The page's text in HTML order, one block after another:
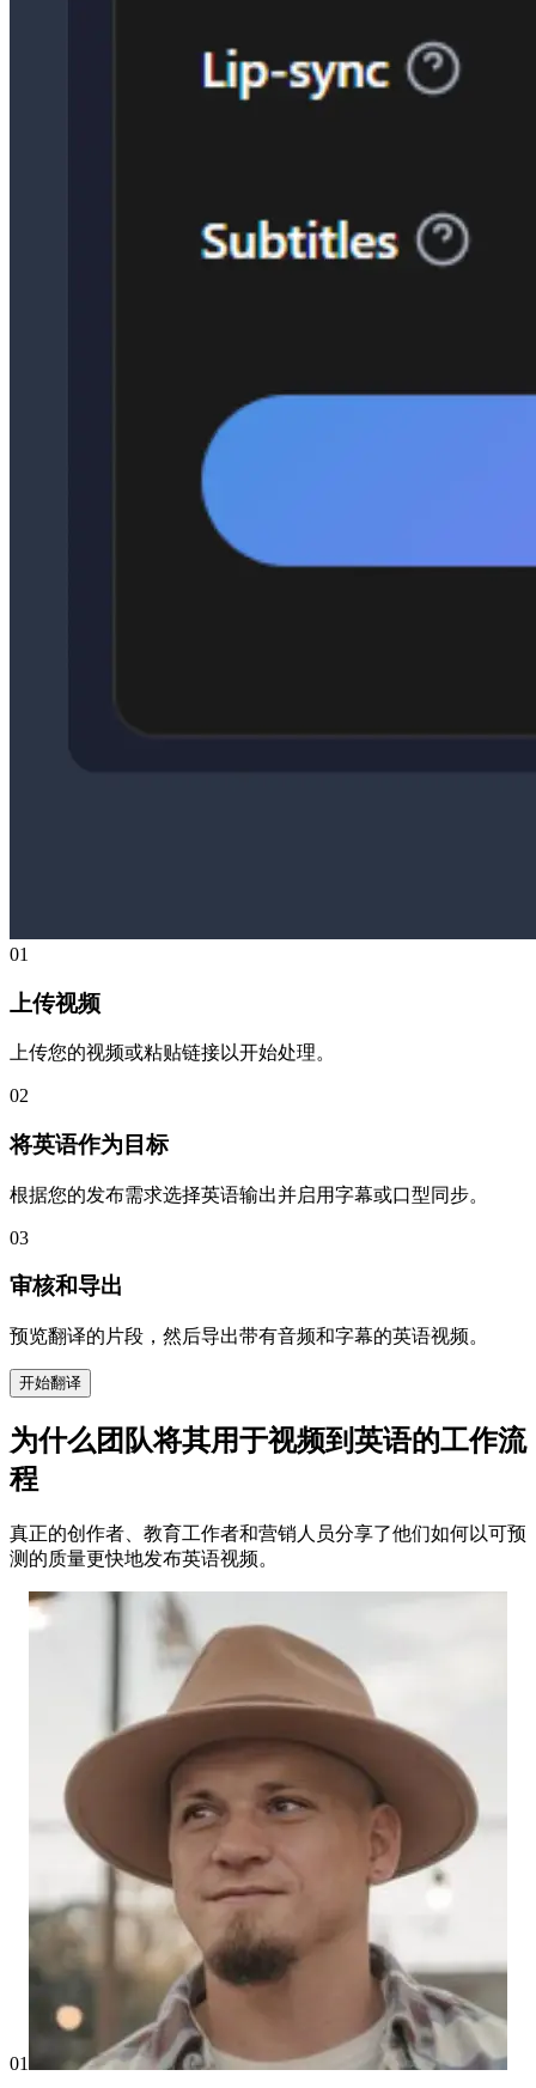
01
上传视频
上传您的视频或粘贴链接以开始处理。
02
将英语作为目标
根据您的发布需求选择英语输出并启用字幕或口型同步。
03
审核和导出
预览翻译的片段，然后导出带有音频和字幕的英语视频。
开始翻译
为什么团队将其用于视频到英语的工作流
程
真正的创作者、教育工作者和营销人员分享了他们如何以可预
测的质量更快地发布英语视频。
01